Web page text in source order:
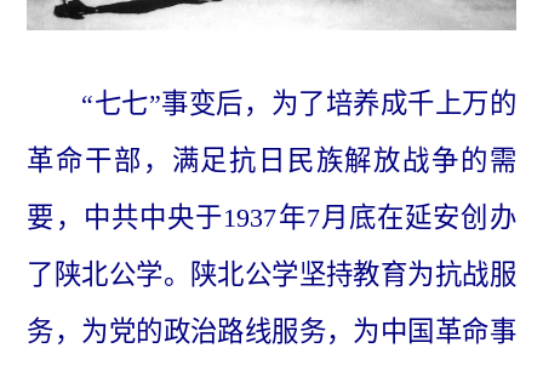
“七七”事变后，为了培养成千上万的
革命干部，满足抗日民族解放战争的需
要，中共中央于1937年7月底在延安创办
了陕北公学。陕北公学坚持教育为抗战服
务，为党的政治路线服务，为中国革命事